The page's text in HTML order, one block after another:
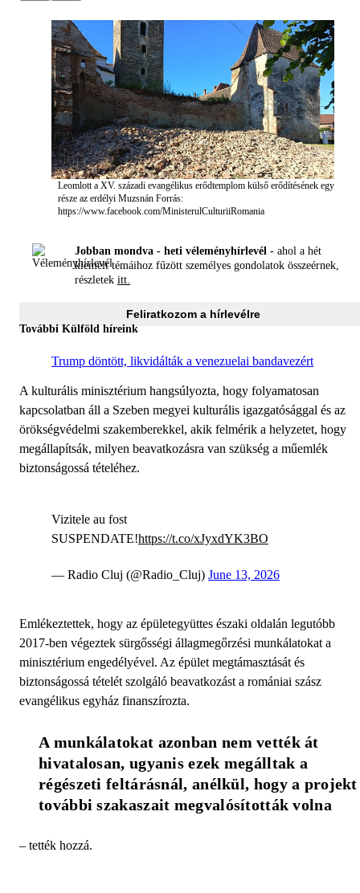
Leomlott a XV. századi evangélikus erődtemplom külső erődítésének egy
része az erdélyi Muzsnán Forrás:
https://www.facebook.com/MinisterulCulturiiRomania
Jobban mondva - heti véleményhírlevél - ahol a hét
kiemelt témáihoz fűzött személyes gondolatok összeérnek,
részletek itt.
Feliratkozom a hírlevélre
További Külföld híreink
Trump döntött, likvidálták a venezuelai bandavezért
A kulturális minisztérium hangsúlyozta, hogy folyamatosan
kapcsolatban áll a Szeben megyei kulturális igazgatósággal és az
örökségvédelmi szakemberekkel, akik felmérik a helyzetet, hogy
megállapítsák, milyen beavatkozásra van szükség a műemlék
biztonságossá tételéhez.
Vizitele au fost
SUSPENDATE!https://t.co/xJyxdYK3BO
— Radio Cluj (@Radio_Cluj) June 13, 2026
Emlékeztettek, hogy az épületegyüttes északi oldalán legutóbb
2017-ben végeztek sürgősségi állagmegőrzési munkálatokat a
minisztérium engedélyével. Az épület megtámasztását és
biztonságossá tételét szolgáló beavatkozást a romániai szász
evangélikus egyház finanszírozta.
A munkálatokat azonban nem vették át
hivatalosan, ugyanis ezek megálltak a
régészeti feltárásnál, anélkül, hogy a projekt
további szakaszait megvalósították volna
– tették hozzá.